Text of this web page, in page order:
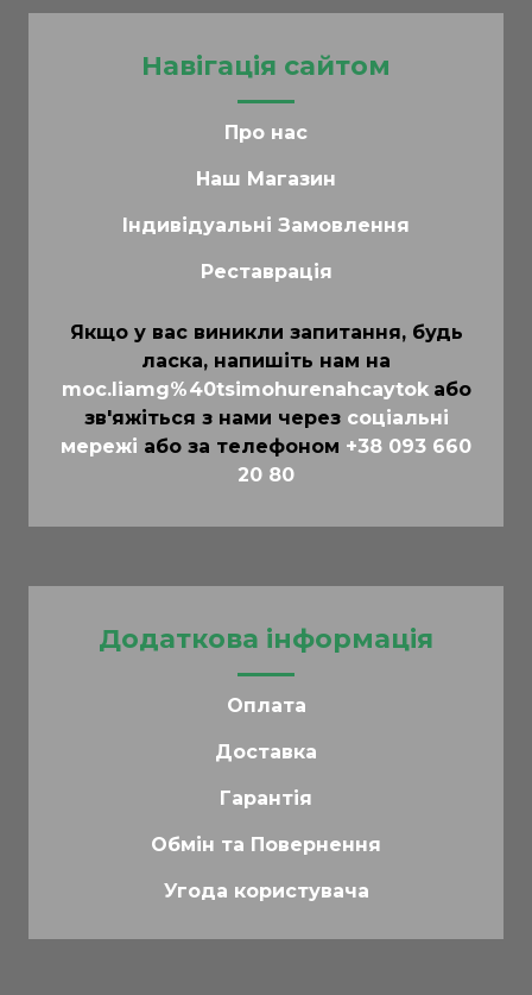
Навігація сайтом
Про нас
Наш Магазин
Індивідуальні Замовлення
Реставрація
Якщо у вас виникли запитання, будь
ласка, напишіть нам на
moc.liamg%40tsimohurenahcaytok або
зв'яжіться з нами через соціальні
мережі або за телефоном +38 093 660
20 80
Додаткова інформація
Оплата
Доставка
Гарантія
Обмін та Повернення
Угода користувача